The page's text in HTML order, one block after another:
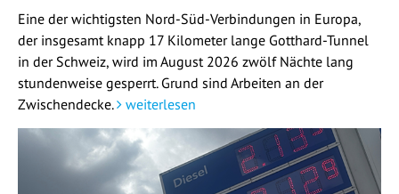
Eine der wichtigsten Nord-Süd-Verbindungen in Europa,
der insgesamt knapp 17 Kilometer lange Gotthard-Tunnel
in der Schweiz, wird im August 2026 zwölf Nächte lang
stundenweise gesperrt. Grund sind Arbeiten an der
Zwischendecke.
weiterlesen